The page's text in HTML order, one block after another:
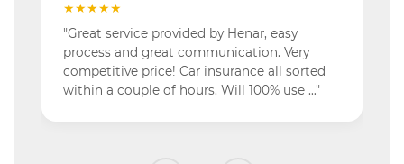
★★★★★
"Great service provided by Henar, easy
process and great communication. Very
competitive price! Car insurance all sorted
within a couple of hours. Will 100% use …"